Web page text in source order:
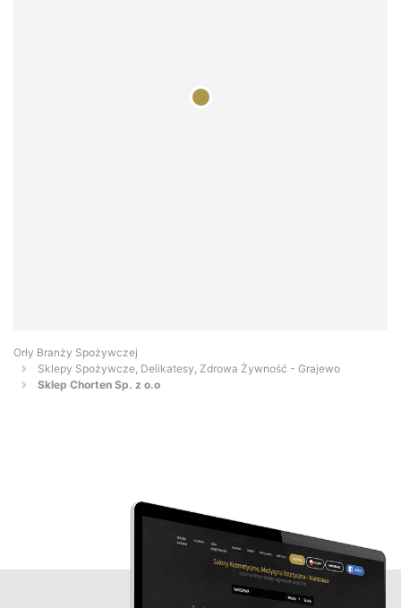
Orły Branży Spożywczej
Sklepy Spożywcze, Delikatesy, Zdrowa Żywność - Grajewo
Sklep Chorten Sp. z o.o